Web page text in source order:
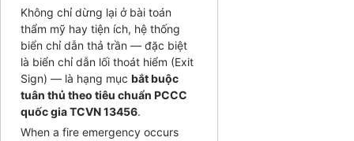
Không chỉ dừng lại ở bài toán
thẩm mỹ hay tiện ích, hệ thống
biển chỉ dẫn thả trần — đặc biệt
là biển chỉ dẫn lối thoát hiểm (Exit
Sign) — là hạng mục bắt buộc
tuân thủ theo tiêu chuẩn PCCC
quốc gia TCVN 13456.
When a fire emergency occurs